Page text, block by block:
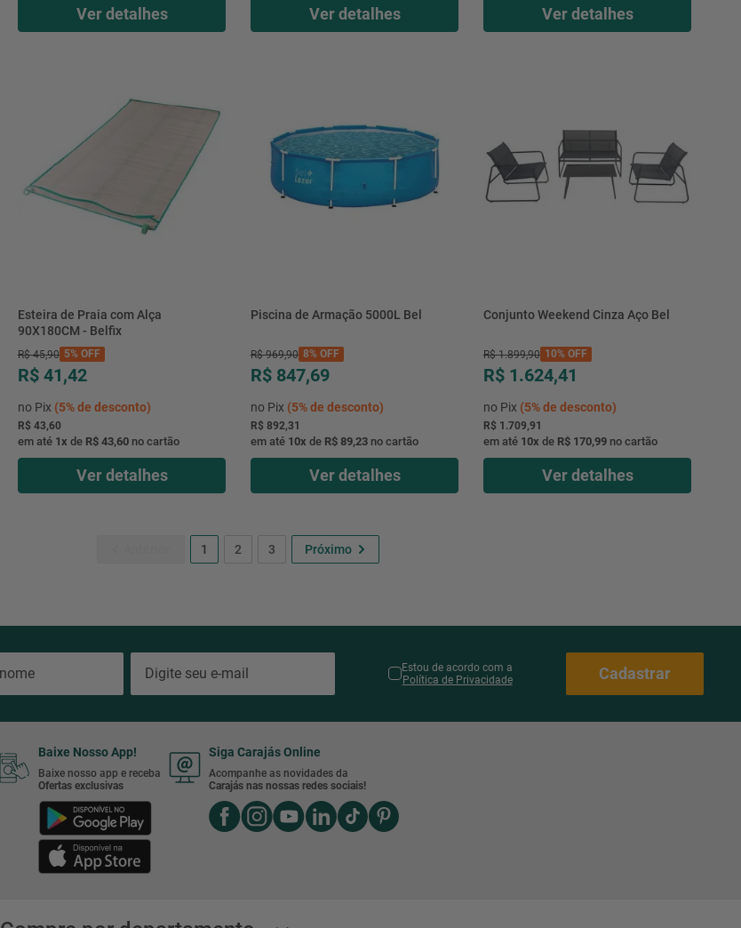
Ver detalhes Ver detalhes Ver detalhes
Esteira de Praia com Alça
90X180CM - Belfix
R$ 45,90 5%OFF
R$ 41,42
no Pix (5%de desconto)
R$ 43,60
em até 1x de R$ 43,60no cartão
Ver detalhes
Piscina de Armação 5000L Bel
R$ 969,90 8%OFF
R$ 847,69
no Pix (5%de desconto)
R$ 892,31
em até 10x de R$ 89,23no cartão
Ver detalhes
Conjunto Weekend Cinza Aço Bel
R$ 1.899,90 10%OFF
R$ 1.624,41
no Pix (5%de desconto)
R$ 1.709,91
em até 10x de R$ 170,99no cartão
Ver detalhes
1 2 3
Estou de acordo com a
Política de Privacidade
Cadastrar
Baixe Nosso App!
Baixe nosso app e receba
Ofertas exclusivas
Siga Carajás Online
Acompanhe as novidades da
Carajás nas nossas redes sociais!